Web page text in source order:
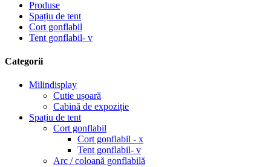
Produse
Spațiu de tent
Cort gonflabil
Tent gonflabil- v
Categorii
Milindisplay
Cutie ușoară
Cabină de expoziție
Spațiu de tent
Cort gonflabil
Cort gonflabil - x
Tent gonflabil- v
Arc / coloană gonflabilă